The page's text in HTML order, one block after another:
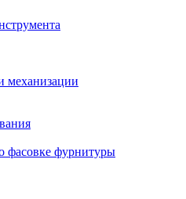
механизации
фасовке фурнитуры